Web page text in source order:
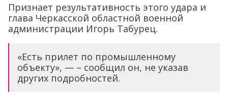
Признает результативность этого удара и
глава Черкасской областной военной
администрации Игорь Табурец.
«Есть прилет по промышленному
объекту», — – сообщил он, не указав
других подробностей.